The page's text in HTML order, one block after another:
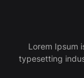
Lorem Ipsum
typesetting